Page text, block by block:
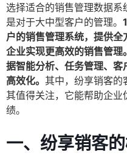
选择适合的销售管理数据
是对于大中型客户的管理。
户的销售管理系统，提供
企业实现更高效的销售管
据智能分析、任务管理、
高效化。 其中，纷享销客的
其值得关注，它能帮助企
绩。
一、纷享销客